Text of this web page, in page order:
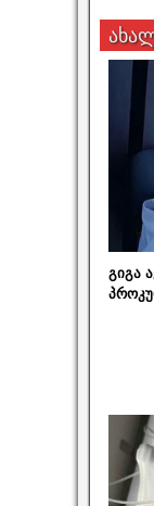
გიგა